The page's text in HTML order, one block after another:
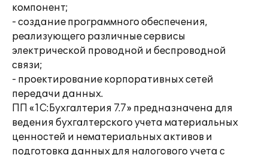
компонент;
- создание программного обеспечения,
реализующего различные сервисы
электрической проводной и беспроводной
связи;
- проектирование корпоративных сетей
передачи данных.
ПП «1С:Бухгалтерия 7.7» предназначена для
ведения бухгалтерского учета материальных
ценностей и нематериальных активов и
подготовка данных для налогового учета с